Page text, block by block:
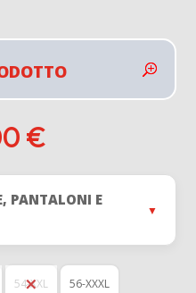
€
PANTALONI E
▼
54-XXL 56-XXXL